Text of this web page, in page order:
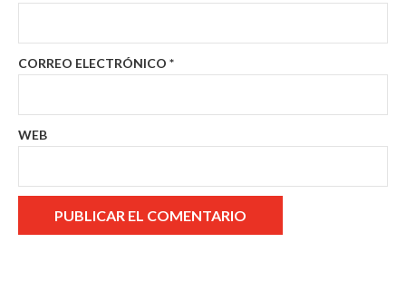
CORREO ELECTRÓNICO *
WEB